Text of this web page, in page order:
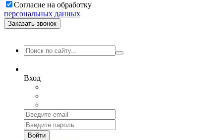
Согласие на обработку
персональных данных
Заказать звонок
Вход
Войти